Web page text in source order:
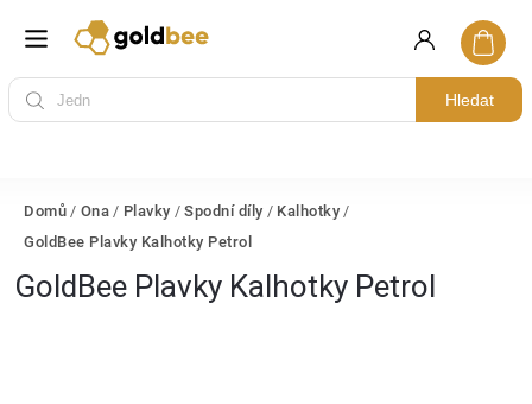
Hledat
Domů / Ona / Plavky / Spodní díly / Kalhotky /
GoldBee Plavky Kalhotky Petrol
GoldBee Plavky Kalhotky Petrol